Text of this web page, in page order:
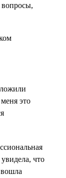
вопросы,
это
что